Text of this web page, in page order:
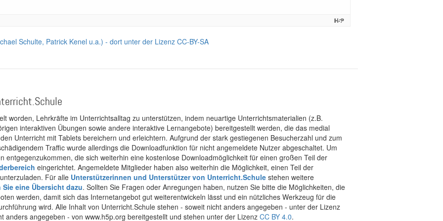
Schulte, Patrick Kenel u.a.) - dort unter der Lizenz CC-BY-SA
worden, Lehrkräfte im Unterrichtsalltag zu unterstützen, indem neuartige Unterrichtsmaterialien (z.B.
interaktiven Übungen sowie andere interaktive Lernangebote) bereitgestellt werden, die das medial
Unterricht mit Tablets bereichern und erleichtern. Aufgrund der stark gestiegenen Besucherzahl und zum
Traffic wurde allerdings die Downloadfunktion für nicht angemeldete Nutzer abgeschaltet. Um
entgegenzukommen, die sich weiterhin eine kostenlose Downloadmöglichkeit für einen großen Teil der
eingerichtet. Angemeldete Mitglieder haben also weiterhin die Möglichkeit, einen Teil der
Für alle Unterstützerinnen und Unterstützer von Unterricht.Schule stehen weitere
Sie eine Übersicht dazu. Sollten Sie Fragen oder Anregungen haben, nutzen Sie bitte die Möglichkeiten, die
werden, damit sich das Internetangebot gut weiterentwickeln lässt und ein nützliches Werkzeug für die
wird. Alle Inhalt von Unterricht.Schule stehen - soweit nicht anders angegeben - unter der Lizenz
anders angegeben - von www.h5p.org bereitgestellt und stehen unter der Lizenz CC BY 4.0.